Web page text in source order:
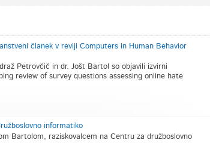
članek v reviji Computers in Human Behavior
Petrovčič in dr. Jošt Bartol so objavili izvirni
review of survey questions assessing online hate
informatiko
Bartolom, raziskovalcem na Centru za družboslovno